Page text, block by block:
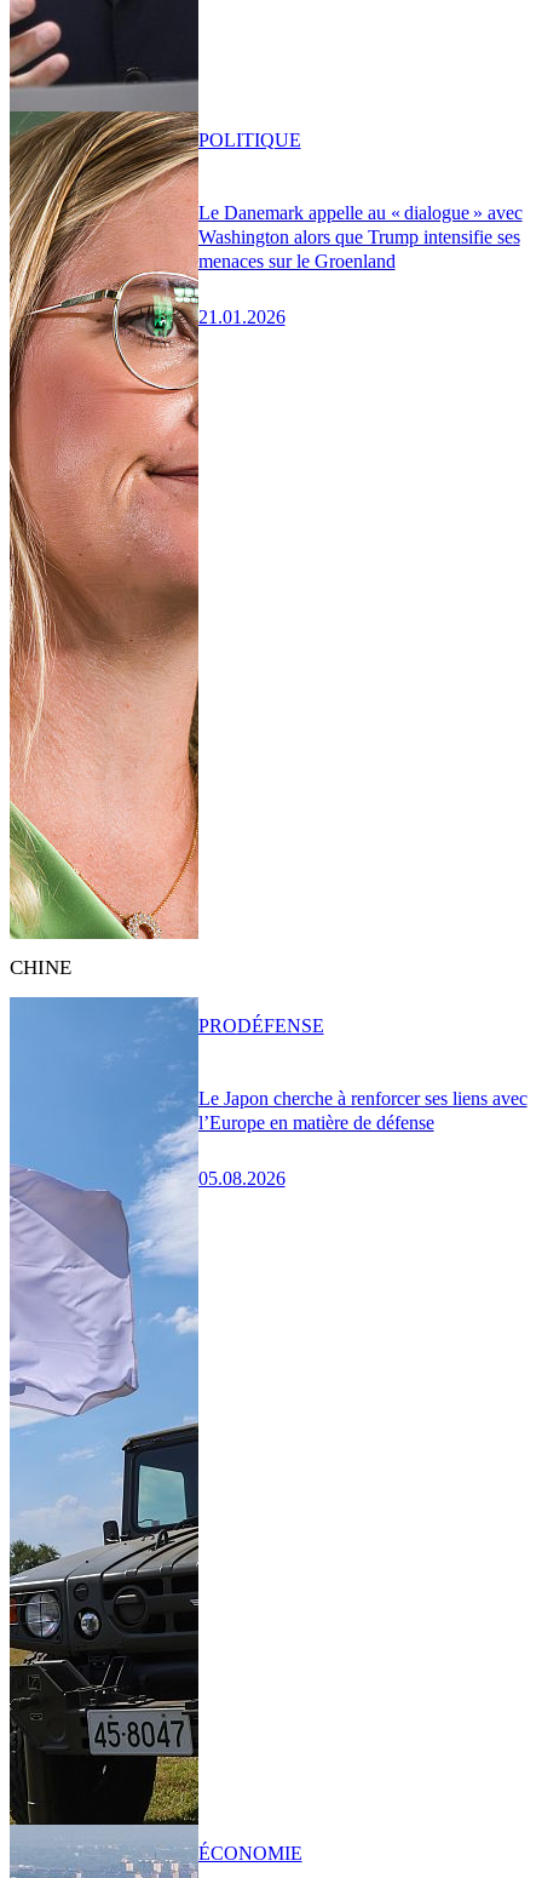
Le Danemark appelle au « dialogue » avec
Washington alors que Trump intensifie ses
menaces sur le Groenland
21.01.2026
POLITIQUE
CHINE
Le Japon cherche à renforcer ses liens avec
l’Europe en matière de défense
05.08.2026
PRODÉFENSE
ÉCONOMIE